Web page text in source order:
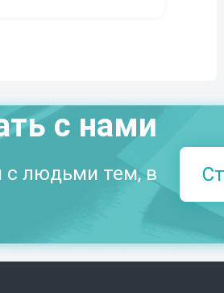
с нами
с людьми тем, в